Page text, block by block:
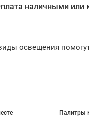
наличными или
освещения
Палитры